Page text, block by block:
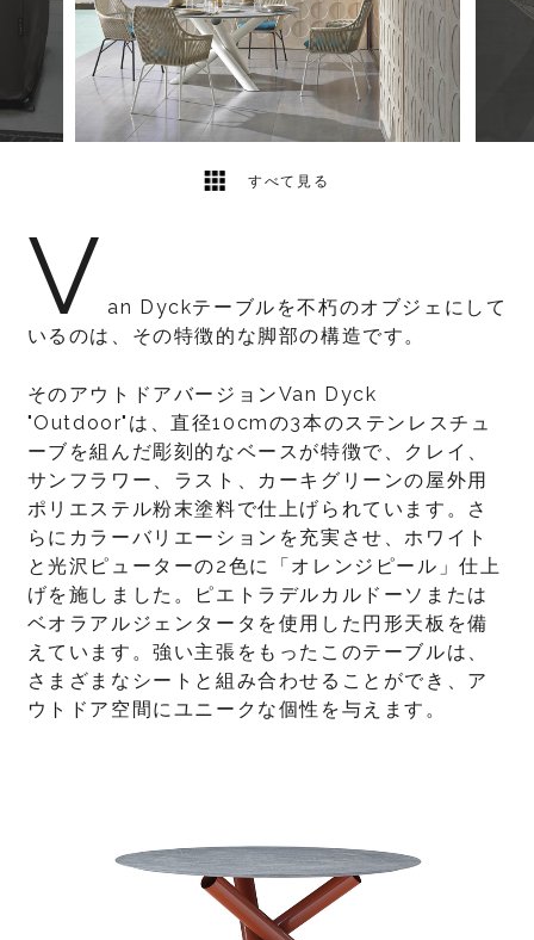
すべて見る
7
V an Dyckテーブルを不朽のオブジェにして
いるのは、その特徴的な脚部の構造です。
そのアウトドアバージョンVan Dyck
"Outdoor"は、直径10cmの3本のステンレスチュ
ーブを組んだ彫刻的なベースが特徴で、クレイ、
サンフラワー、ラスト、カーキグリーンの屋外用
ポリエステル粉末塗料で仕上げられています。さ
らにカラーバリエーションを充実させ、ホワイト
と光沢ピューターの2色に「オレンジピール」仕上
げを施しました。ピエトラデルカルドーソまたは
ベオラアルジェンタータを使用した円形天板を備
えています。強い主張をもったこのテーブルは、
さまざまなシートと組み合わせることができ、ア
ウトドア空間にユニークな個性を与えます。